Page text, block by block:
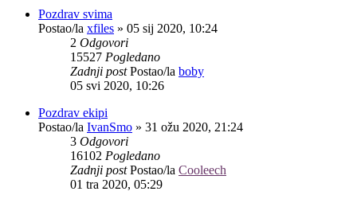
Pozdrav svima
Postao/la xfiles » 05 sij 2020, 10:24
2 Odgovori
15527 Pogledano
Zadnji postPostao/la boby
05 svi 2020, 10:26
Pozdrav ekipi
Postao/la IvanSmo » 31 ožu 2020, 21:24
3 Odgovori
16102 Pogledano
Zadnji postPostao/la Cooleech
01 tra 2020, 05:29